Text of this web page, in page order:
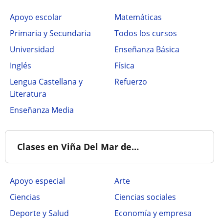
Apoyo escolar
Matemáticas
Primaria y Secundaria
Todos los cursos
Universidad
Enseñanza Básica
Inglés
Física
Lengua Castellana y
Literatura
Refuerzo
Enseñanza Media
Clases en Viña Del Mar de…
Apoyo especial
Arte
Ciencias
Ciencias sociales
Deporte y Salud
Economía y empresa